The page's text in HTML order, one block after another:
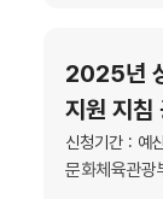
2025년
지원 지침
신청기간 : 예
문화체육관광